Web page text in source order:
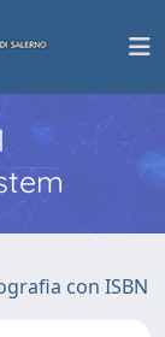
con ISBN